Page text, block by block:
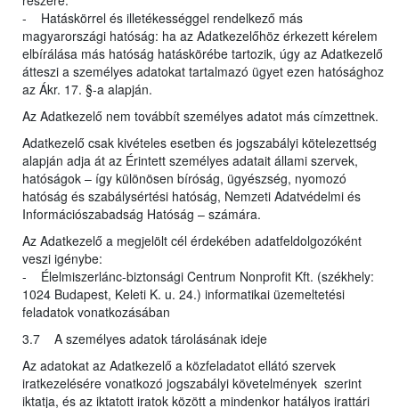
- Hatáskörrel és illetékességgel rendelkező más
magyarországi hatóság: ha az Adatkezelőhöz érkezett kérelem
elbírálása más hatóság hatáskörébe tartozik, úgy az Adatkezelő
átteszi a személyes adatokat tartalmazó ügyet ezen hatósághoz
az Ákr. 17. §-a alapján.
Az Adatkezelő nem továbbít személyes adatot más címzettnek.
Adatkezelő csak kivételes esetben és jogszabályi kötelezettség
alapján adja át az Érintett személyes adatait állami szervek,
hatóságok – így különösen bíróság, ügyészség, nyomozó
hatóság és szabálysértési hatóság, Nemzeti Adatvédelmi és
Információszabadság Hatóság – számára.
Az Adatkezelő a megjelölt cél érdekében adatfeldolgozóként
veszi igénybe:
- Élelmiszerlánc-biztonsági Centrum Nonprofit Kft. (székhely:
1024 Budapest, Keleti K. u. 24.) informatikai üzemeltetési
feladatok vonatkozásában
3.7 A személyes adatok tárolásának ideje
Az adatokat az Adatkezelő a közfeladatot ellátó szervek
iratkezelésére vonatkozó jogszabályi követelmények szerint
iktatja, és az iktatott iratok között a mindenkor hatályos irattári